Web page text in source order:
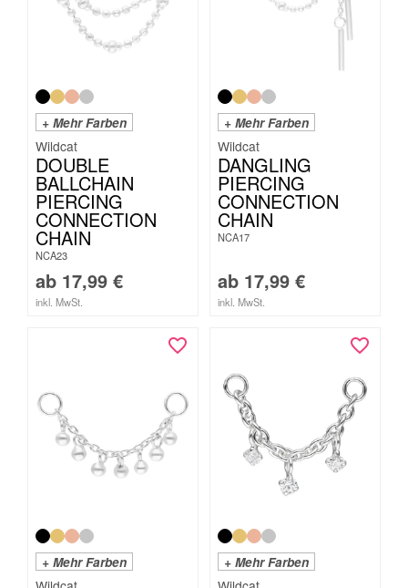
+ Mehr Farben
Wildcat
DOUBLE
BALLCHAIN
PIERCING
CONNECTION
CHAIN
NCA23
ab 17,99 €
inkl. MwSt.
+ Mehr Farben
Wildcat
DANGLING
PIERCING
CONNECTION
CHAIN
NCA17
ab 17,99 €
inkl. MwSt.
+ Mehr Farben + Mehr Farben